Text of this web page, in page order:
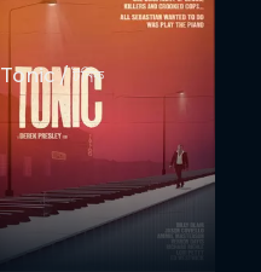
Tonic / টনিক